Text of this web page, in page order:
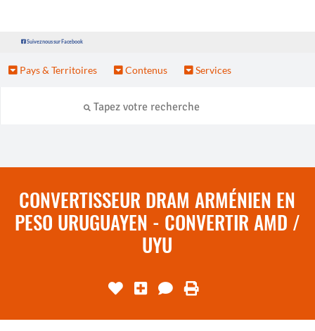
Suivez nous sur Facebook
Pays & Territoires Contenus Services
CONVERTISSEUR DRAM ARMÉNIEN EN
PESO URUGUAYEN - CONVERTIR AMD /
UYU